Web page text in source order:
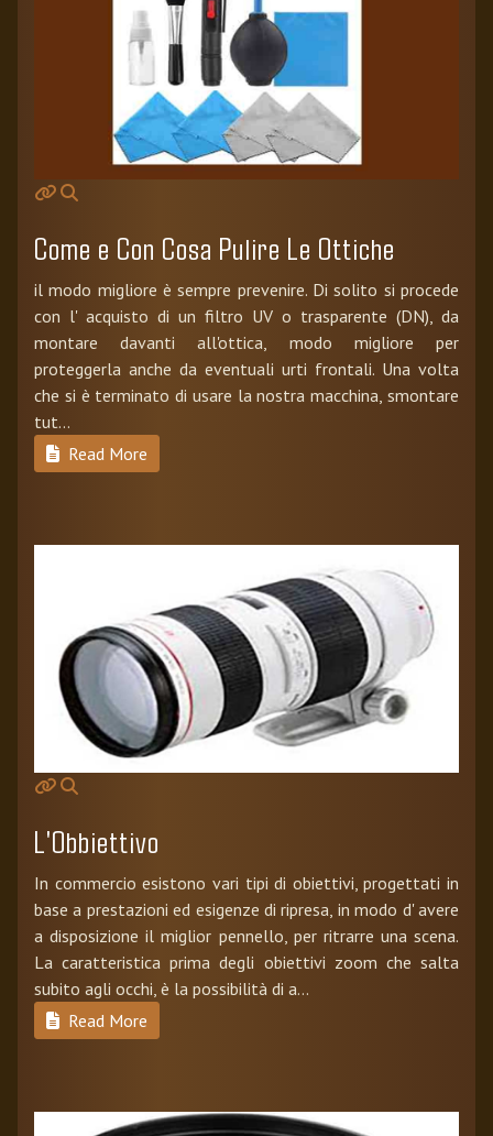
Come e Con Cosa Pulire Le Ottiche
il modo migliore è sempre prevenire. Di solito si procede
con l' acquisto di un filtro UV o trasparente (DN), da
montare davanti all'ottica, modo migliore per
proteggerla anche da eventuali urti frontali. Una volta
che si è terminato di usare la nostra macchina, smontare
tut...
Read More
L'Obbiettivo
In commercio esistono vari tipi di obiettivi, progettati in
base a prestazioni ed esigenze di ripresa, in modo d' avere
a disposizione il miglior pennello, per ritrarre una scena.
La caratteristica prima degli obiettivi zoom che salta
subito agli occhi, è la possibilità di a...
Read More